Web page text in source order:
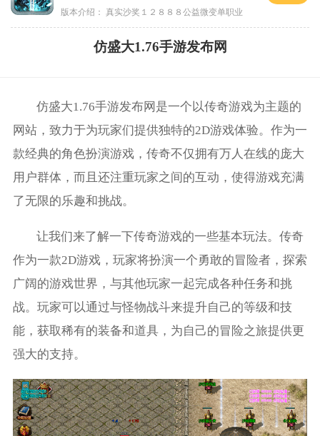
版本介绍： 真实沙奖１２８８８公益微变单职业
仿盛大1.76手游发布网
仿盛大1.76手游发布网是一个以传奇游戏为主题的
网站，致力于为玩家们提供独特的2D游戏体验。作为一
款经典的角色扮演游戏，传奇不仅拥有万人在线的庞大
用户群体，而且还注重玩家之间的互动，使得游戏充满
了无限的乐趣和挑战。
让我们来了解一下传奇游戏的一些基本玩法。传奇
作为一款2D游戏，玩家将扮演一个勇敢的冒险者，探索
广阔的游戏世界，与其他玩家一起完成各种任务和挑
战。玩家可以通过与怪物战斗来提升自己的等级和技
能，获取稀有的装备和道具，为自己的冒险之旅提供更
强大的支持。